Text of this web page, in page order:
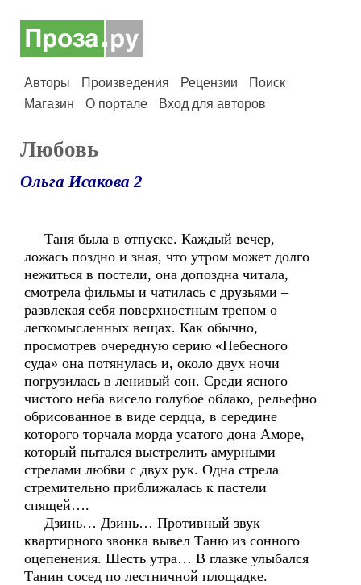
Авторы Произведения Рецензии
Поиск
Магазин
О портале Вход для авторов
Любовь
Ольга Исакова 2
Таня была в отпуске. Каждый вечер,
ложась поздно и зная, что утром может долго
нежиться в постели, она допоздна читала,
смотрела фильмы и чатилась с друзьями –
развлекая себя поверхностным трепом о
легкомысленных вещах. Как обычно,
просмотрев очередную серию «Небесного
суда» она потянулась и, около двух ночи
погрузилась в ленивый сон. Среди ясного
чистого неба висело голубое облако, рельефно
обрисованное в виде сердца, в середине
которого торчала морда усатого дона Аморе,
который пытался выстрелить амурными
стрелами любви с двух рук. Одна стрела
стремительно приближалась к пастели
спящей….
Дзинь… Дзинь… Противный звук
квартирного звонка вывел Таню из сонного
оцепенения. Шесть утра… В глазке улыбался
Танин сосед по лестничной площадке.